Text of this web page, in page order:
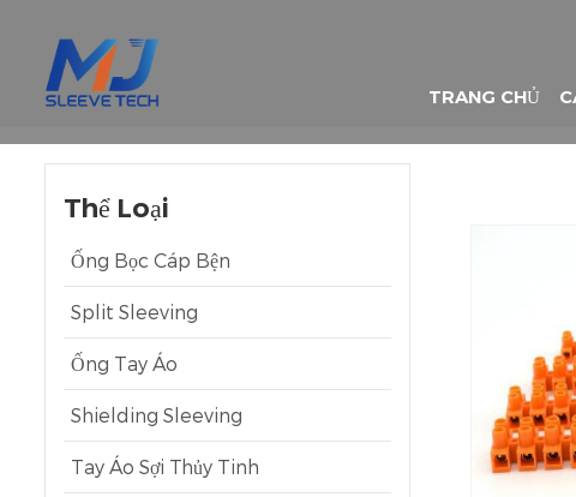
TRANG CHỦ
Thể Loại
Ống Bọc Cáp Bện
Split Sleeving
Ống Tay Áo
Shielding Sleeving
Tay Áo Sợi Thủy Tinh